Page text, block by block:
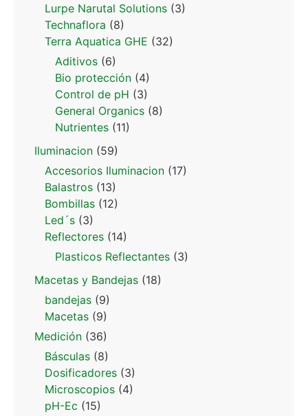
Lurpe Narutal Solutions (3)
Technaflora (8)
Terra Aquatica GHE (32)
Aditivos (6)
Bio protección (4)
Control de pH (3)
General Organics (8)
Nutrientes (11)
Iluminacion (59)
Accesorios Iluminacion (17)
Balastros (13)
Bombillas (12)
Led´s (3)
Reflectores (14)
Plasticos Reflectantes (3)
Macetas y Bandejas (18)
bandejas (9)
Macetas (9)
Medición (36)
Básculas (8)
Dosificadores (3)
Microscopios (4)
pH-Ec (15)